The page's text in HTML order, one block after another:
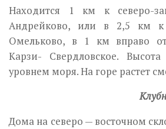
Находится 1 км к северо-
Андрейково, или в 2,5 км
Омельково, в 1 км вправо
Карзи- Свердловское.
уровнем моря. На горе растет
Дома на северо — восточном